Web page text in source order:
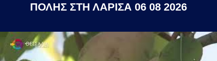
ΠΟΛΗΣ ΣΤΗ ΛΑΡΙΣΑ 06 08 2026